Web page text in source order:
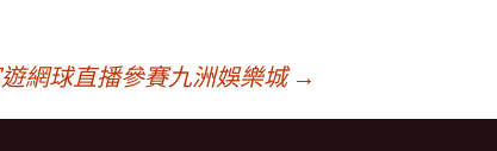
網球直播參賽九洲娛樂城→